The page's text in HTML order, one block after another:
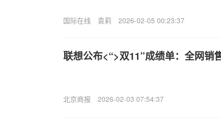
国际在线 袁莉 2026-02-05 00:23:37
联想公布<“>双11”成绩单：全网销
北京商报 2026-02-03 07:54:37